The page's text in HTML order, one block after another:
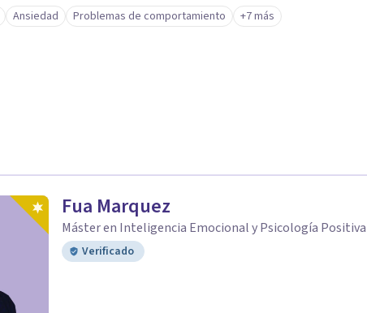
Ansiedad Problemas de comportamiento +7 más
Fua Marquez
Máster en Inteligencia Emocional y Psicología Positiva
Verificado